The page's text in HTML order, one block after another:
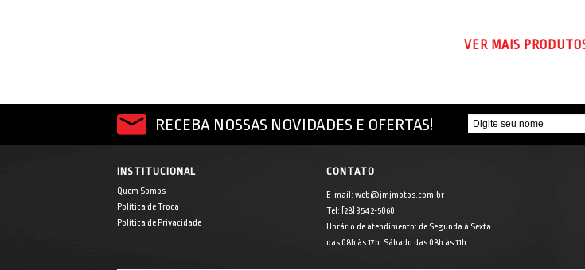
VER MAIS
RECEBA NOSSAS NOVIDADES E OFERTAS!
INSTITUCIONAL
Quem Somos
Política de Troca
Política de Privacidade
CONTATO
E-mail: web@jmjmotos.com.br
Tel: [28] 3542-5060
Horário de atendimento: de Segunda à Sexta
das 08h às 17h. Sábado das 08h às 11h